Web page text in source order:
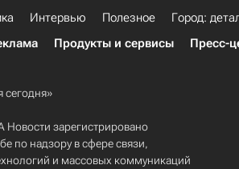
Интервью Полезное
Город:
Продукты и сервисы Пресс-
Новости зарегистрировано
по надзору в сфере связи,
и массовых коммуникаций